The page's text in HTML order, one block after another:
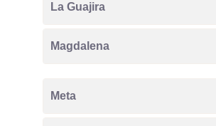
La Guajira
Magdalena
Meta